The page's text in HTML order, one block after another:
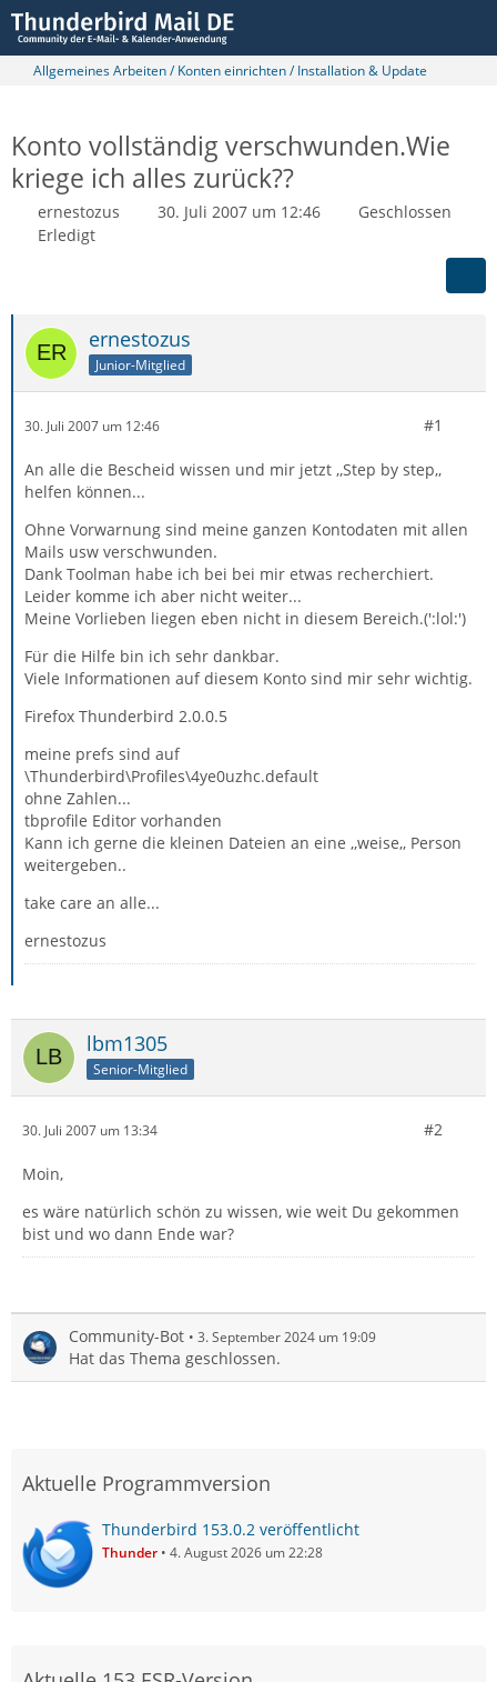
Allgemeines Arbeiten / Konten einrichten / Installation & Update
Konto vollständig verschwunden.Wie
kriege ich alles zurück??
ernestozus 30. Juli 2007 um 12:46
Geschlossen
Erledigt
ernestozus
Junior-Mitglied
30. Juli 2007 um 12:46 #1
An alle die Bescheid wissen und mir jetzt ,,Step by step,,
helfen können...
Ohne Vorwarnung sind meine ganzen Kontodaten mit allen
Mails usw verschwunden.
Dank Toolman habe ich bei bei mir etwas recherchiert.
Leider komme ich aber nicht weiter...
Meine Vorlieben liegen eben nicht in diesem Bereich.(':lol:')
Für die Hilfe bin ich sehr dankbar.
Viele Informationen auf diesem Konto sind mir sehr wichtig.
Firefox Thunderbird 2.0.0.5
meine prefs sind auf
\Thunderbird\Profiles\4ye0uzhc.default
ohne Zahlen...
tbprofile Editor vorhanden
Kann ich gerne die kleinen Dateien an eine ,,weise,, Person
weitergeben..
take care an alle...
ernestozus
lbm1305
Senior-Mitglied
30. Juli 2007 um 13:34 #2
Moin,
es wäre natürlich schön zu wissen, wie weit Du gekommen
bist und wo dann Ende war?
Community-Bot 3. September 2024 um 19:09
Hat das Thema geschlossen.
Aktuelle Programmversion
Thunderbird 153.0.2 veröffentlicht
Thunder 4. August 2026 um 22:28